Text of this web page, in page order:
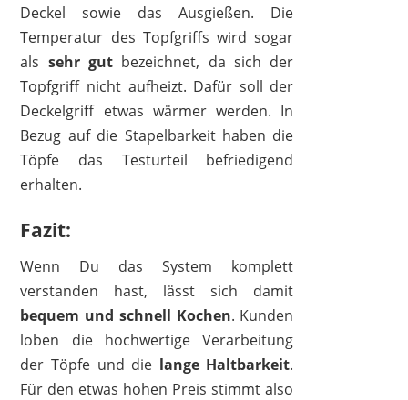
Deckel sowie das Ausgießen. Die
Temperatur des Topfgriffs wird sogar
als sehr gut bezeichnet, da sich der
Topfgriff nicht aufheizt. Dafür soll der
Deckelgriff etwas wärmer werden. In
Bezug auf die Stapelbarkeit haben die
Töpfe das Testurteil befriedigend
erhalten.
Fazit:
Wenn Du das System komplett
verstanden hast, lässt sich damit
bequem und schnell Kochen. Kunden
loben die hochwertige Verarbeitung
der Töpfe und die lange Haltbarkeit.
Für den etwas hohen Preis stimmt also